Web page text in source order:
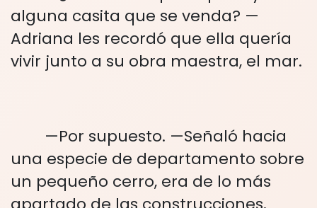
alguna casita que se venda? —
Adriana les recordó que ella quería
vivir junto a su obra maestra, el mar.
—Por supuesto. —Señaló hacia
una especie de departamento sobre
un pequeño cerro, era de lo más